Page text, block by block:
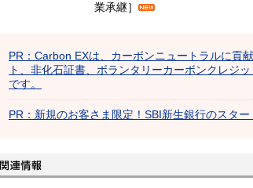
業承継］
PR：Carbon EXは、カーボンニュートラルに貢
ト、非化石証書、ボランタリーカーボンクレジ
です。
PR：新規のお客さま限定！SBI新生銀行のスタ